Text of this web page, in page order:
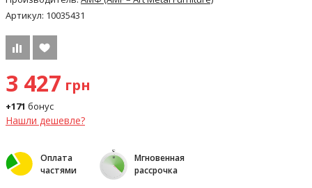
Артикул: 10035431
3 427 грн
+171 бонус
Нашли дешевле?
Оплата
частями
Мгновенная
рассрочка